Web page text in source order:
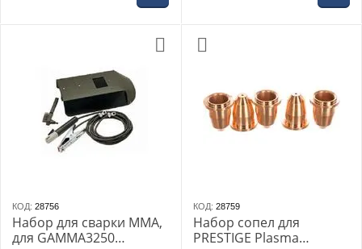
КОД: 28756
Набор для сварки MMA,
для GAMMA3250
КОД: 28759
Набор сопел для
PRESTIGE Plasma